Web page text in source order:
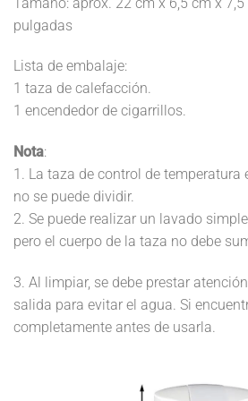
pulgadas
Lista de embalaje:
1 taza de calefacción.
1 encendedor de cigarrillos.
Nota:
1. La taza de control de temperatura
no se puede dividir.
2. Se puede realizar un lavado
pero el cuerpo de la taza no debe
3. Al limpiar, se debe prestar
salida para evitar el agua. Si
completamente antes de usarla.